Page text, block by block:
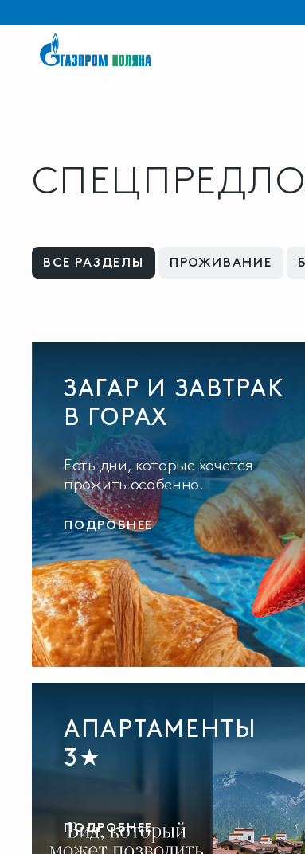
ВСЕ РАЗДЕЛЫ ПРОЖИВАНИЕ
ЗАГАР И ЗАВТРАК
В ГОРАХ
Есть дни, которые хочется
прожить особенно.
ПОДРОБНЕЕ
АПАРТАМЕНТЫ
3★
ПОДРОБНЕЕ